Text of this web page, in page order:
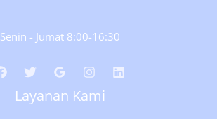
Senin - Jumat 8:00-16:30
Layanan Kami